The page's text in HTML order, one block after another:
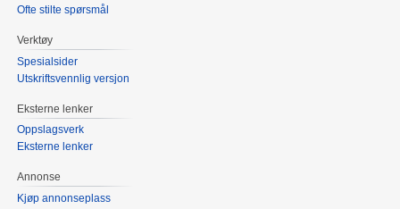
Ofte stilte spørsmål
Verktøy
Spesialsider
Utskriftsvennlig versjon
Eksterne lenker
Oppslagsverk
Eksterne lenker
Annonse
Kjøp annonseplass